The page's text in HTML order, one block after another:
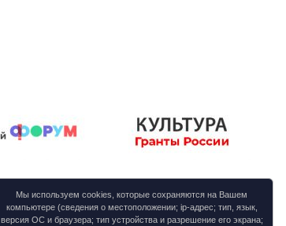
Мы используем cookies, которые сохраняются на Вашем
компьютере (сведения о местоположении; ip-адрес; тип, язык,
версия ОС и браузера; тип устройства и разрешение его экрана;